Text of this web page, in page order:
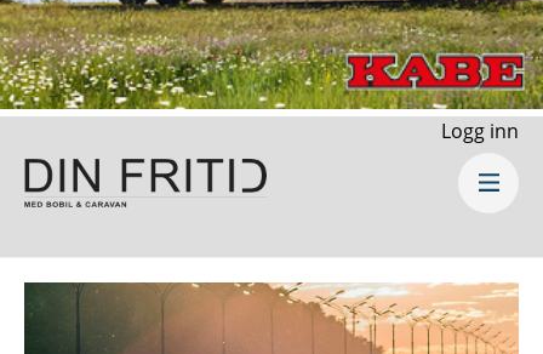
Logg inn